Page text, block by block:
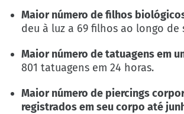
Maior número de filhos
deu à luz a 69 filhos ao longo de
Maior número de tatuagens em
801 tatuagens em 24 horas.
Maior número de piercings
registrados em seu corpo até